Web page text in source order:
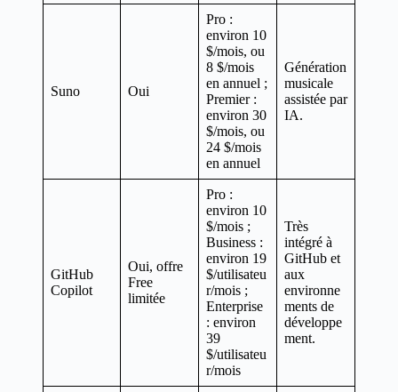
Suno Oui
Pro :
environ 10
$/mois, ou
8 $/mois
en annuel ;
Premier :
environ 30
$/mois, ou
24 $/mois
en annuel
Génération
musicale
assistée par
IA.
GitHub
Copilot
Oui, offre
Free
limitée
Pro :
environ 10
$/mois ;
Business :
environ 19
$/utilisateu
r/mois ;
Enterprise
: environ
39
$/utilisateu
r/mois
Très
intégré à
GitHub et
aux
environne
ments de
développe
ment.